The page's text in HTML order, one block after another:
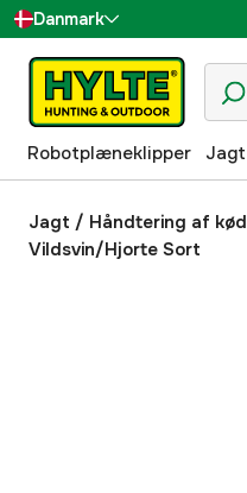
Danmark
Sverige
Suomi
Norge
Deutschland
Robotplæneklipper Jagt
Jagt / Håndtering af kød
Vildsvin/Hjorte Sort